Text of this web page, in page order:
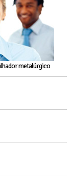
metalúrgico